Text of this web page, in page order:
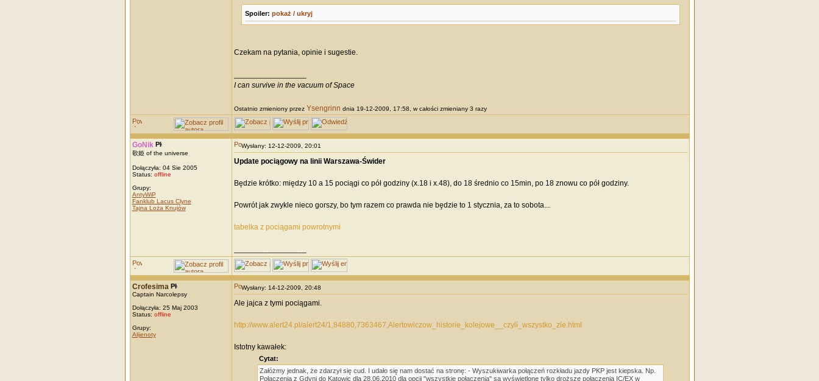
Spoiler: pokaż / ukryj
Czekam na pytania, opinie i sugestie.
I can survive in the vacuum of Space
Ostatnio zmieniony przez Ysengrinn dnia 19-12-2009, 17:58, w całości zmieniany 3 razy
GoNik
歌姫 of the universe
Dołączyła: 04 Sie 2005
Status: offline
Grupy:
AntyWiP
Fanklub Lacus Clyne
Tajna Loża Knujów
Wysłany: 12-12-2009, 20:01
Update pociągowy na linii Warszawa-Świder
Będzie krótko: między 10 a 15 pociągi co pół godziny (x.18 i x.48), do 18 średnio co 15min, po 18 znowu co pół godziny.
Powrót jak zwykle nieco gorszy, bo tym razem co prawda nie będzie to 1 stycznia, za to sobota...
tabelka z pociągami powrotnymi
Crofesima
Captain Narcolepsy
Dołączyła: 25 Maj 2003
Status: offline
Grupy:
Alijenoty
Wysłany: 14-12-2009, 20:48
Ale jajca z tymi pociągami.
http://www.alert24.pl/alert24/1,84880,7363467,Alertowiczow_historie_kolejowe__czyli_wszystko_zle.html
Istotny kawałek:
Cytat:
Załóżmy jednak, że zdarzył się cud. I udało się nam dostać na stronę: - Wyszukiwarka połączeń rozkładu jazdy PKP jest kiepska. Np.
Połączenia z Gdyni do Katowic dla 28.06.2010 dla opcji "wszystkie połączenia" są wyświetlone tylko droższe połączenia IC/EX w